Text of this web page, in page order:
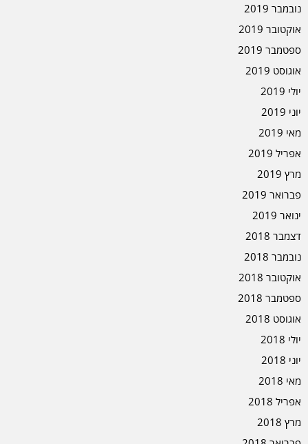
נובמבר 2019
אוקטובר 2019
ספטמבר 2019
אוגוסט 2019
יולי 2019
יוני 2019
מאי 2019
אפריל 2019
מרץ 2019
פברואר 2019
ינואר 2019
דצמבר 2018
נובמבר 2018
אוקטובר 2018
ספטמבר 2018
אוגוסט 2018
יולי 2018
יוני 2018
מאי 2018
אפריל 2018
מרץ 2018